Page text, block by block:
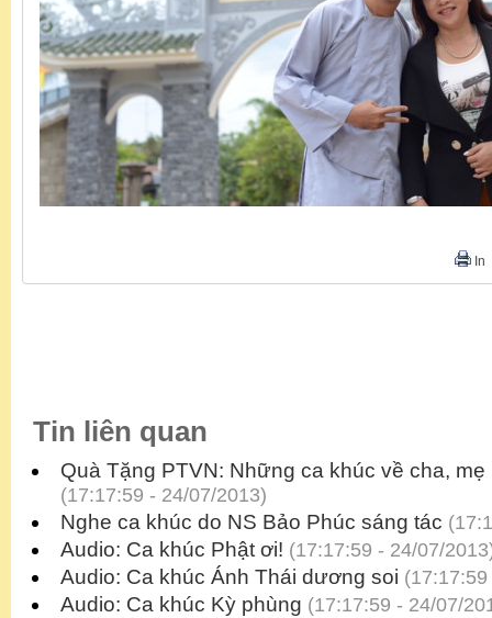
In
Tin liên quan
Quà Tặng PTVN: Những ca khúc về cha, mẹ
(17:17:59 - 24/07/2013)
Nghe ca khúc do NS Bảo Phúc sáng tác
Audio: Ca khúc Phật ơi! (17:17:59 - 24/07/
Audio: Ca khúc Ánh Thái dương soi
Audio: Ca khúc Kỳ phùng (17:17:59 - 24/07/